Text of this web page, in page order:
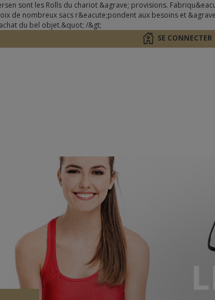
sont les Rolls du chariot &agrave; provisions.
de nombreux sacs r&eacute;pondent aux besoins et
du bel objet.&quot; /&gt;
SE CONNECTER